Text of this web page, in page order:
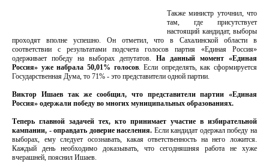
Также министр уточнил, что
там, где присутствует
настоящий кандидат, выборы
проходят вполне успешно. Он отметил, что в Сахалинской области в
соответствии с результатами подсчета голосов партия «Единая Россия»
одерживает победу на выборах депутатов. На данный момент «Единая
Россия» уже набрала 50,01% голосов. Если определять, как сформируется
Государственная Дума, то 71% - это представители одной партии.
Виктор Ишаев так же сообщил, что представители партии «Единая
Россия» одержали победу во многих муниципальных образованиях.
Теперь главной задачей тех, кто принимает участие в избирательной
кампании, - оправдать доверие населения. Если кандидат одержал победу на
выборах, ему следует осознавать, какая ответственность на него ложится.
Каждый день необходимо доказывать, что сегодняшняя работа не хуже
вчерашней, пояснил Ишаев.